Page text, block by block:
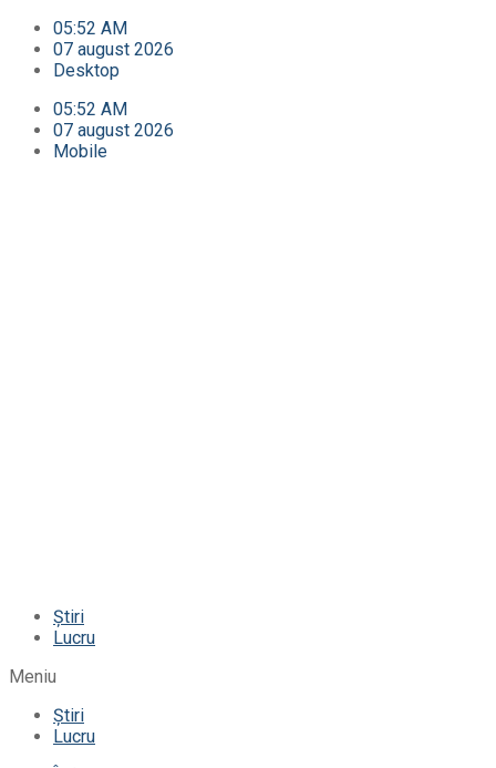
05:52 AM
07 august 2026
Desktop
05:52 AM
07 august 2026
Mobile
Știri
Lucru
Meniu
Știri
Lucru